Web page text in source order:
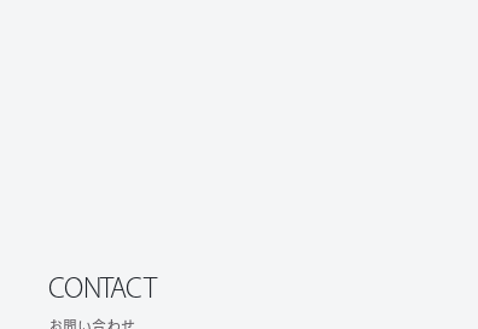
CONTACT
お問い合わせ